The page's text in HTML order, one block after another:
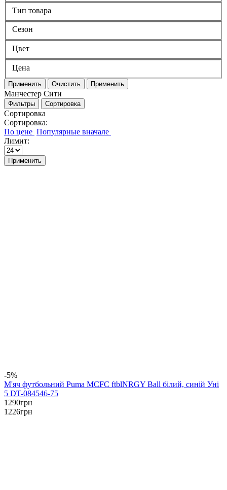
Тип товара
Сезон
Цвет
Цена
Применить Очистить Применить
Манчестер Сити
Фильтры Сортировка
Сортировка
Сортировка:
Лимит:
Применить
-5%
М'яч футбольний Puma MCFC ftblNRGY Ball білий, синій Уні
5 DT-084546-75
1290грн
1226грн